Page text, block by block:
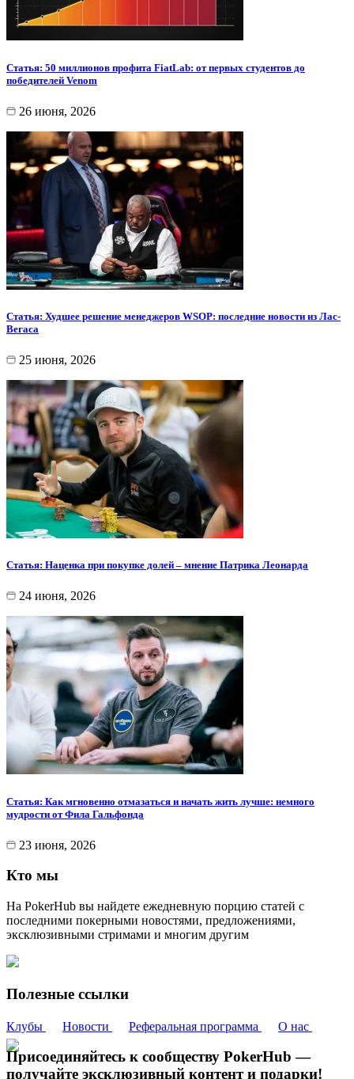
Статья: 50 миллионов профита FiatLab: от первых студентов до
победителей Venom
26 июня, 2026
Статья: Худшее решение менеджеров WSOP: последние новости из Лас-
Вегаса
25 июня, 2026
Статья: Наценка при покупке долей – мнение Патрика Леонарда
24 июня, 2026
Статья: Как мгновенно отмазаться и начать жить лучше: немного
мудрости от Фила Гальфонда
23 июня, 2026
Кто мы
На PokerHub вы найдете ежедневную порцию статей с
последними покерными новостями, предложениями,
эксклюзивными стримами и многим другим
Полезные ссылки
Клубы Новости Реферальная программа О нас
Присоединяйтесь к сообществу PokerHub —
получайте эксклюзивный контент и подарки!